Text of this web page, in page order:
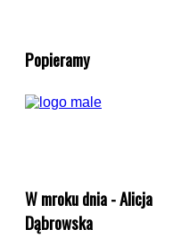
Popieramy
W mroku dnia - Alicja
Dąbrowska